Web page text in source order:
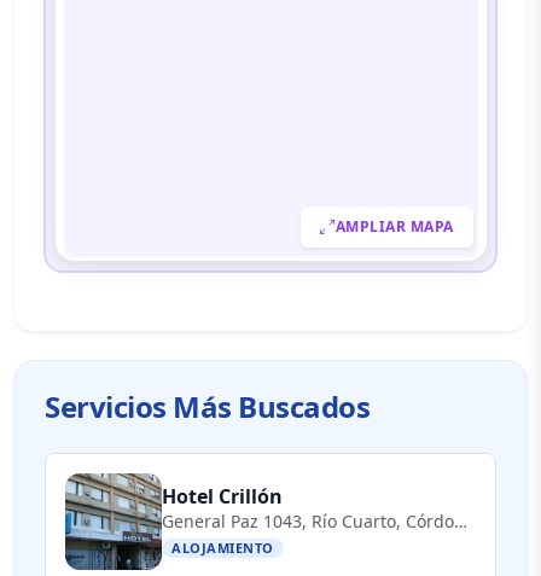
AMPLIAR MAPA
Servicios Más Buscados
Hotel Crillón
General Paz 1043, Río Cuarto, Córdoba, Argentina
ALOJAMIENTO